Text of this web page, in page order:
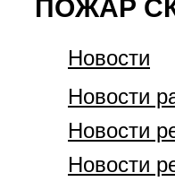
ПОЖАР
Новости
Новости
Новости
Новости